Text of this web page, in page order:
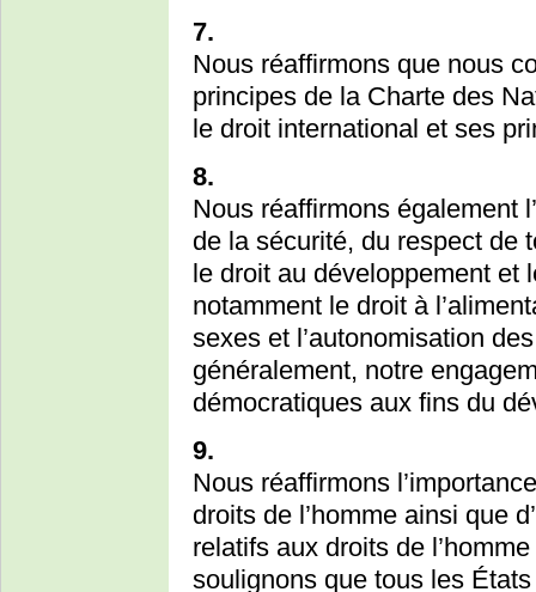
7.
Nous réaffirmons que nous
principes de la Charte des
le droit international et ses
8.
Nous réaffirmons également
de la sécurité, du respect de
le droit au développement et
notamment le droit à
sexes et l’autonomisation
généralement, notre
démocratiques aux fins du
9.
Nous réaffirmons
droits de l’homme ainsi que
relatifs aux droits de
soulignons que tous les